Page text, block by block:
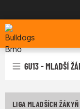
Bulldogs Brno
GU13 - MLADŠÍ
LIGA MLADŠÍCH